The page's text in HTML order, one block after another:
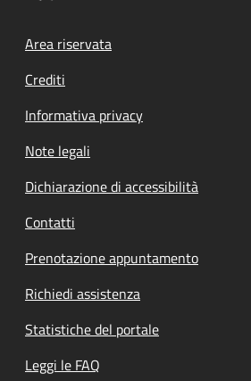
Footer menu
Area riservata
Crediti
Informativa privacy
Note legali
Dichiarazione di accessibilità
Contatti
Prenotazione appuntamento
Richiedi assistenza
Statistiche del portale
Leggi le FAQ